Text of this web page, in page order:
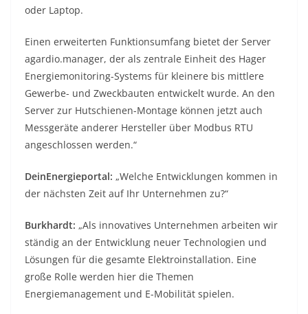
oder Laptop.
Einen erweiterten Funktionsumfang bietet der Server
agardio.manager, der als zentrale Einheit des Hager
Energiemonitoring-Systems für kleinere bis mittlere
Gewerbe- und Zweckbauten entwickelt wurde. An den
Server zur Hutschienen-Montage können jetzt auch
Messgeräte anderer Hersteller über Modbus RTU
angeschlossen werden.“
DeinEnergieportal: „Welche Entwicklungen kommen in
der nächsten Zeit auf Ihr Unternehmen zu?“
Burkhardt: „Als innovatives Unternehmen arbeiten wir
ständig an der Entwicklung neuer Technologien und
Lösungen für die gesamte Elektroinstallation. Eine
große Rolle werden hier die Themen
Energiemanagement und E-Mobilität spielen.